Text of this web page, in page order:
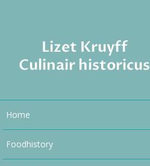
Lizet Kruyff
Culinair historicus
Home
Foodhistory